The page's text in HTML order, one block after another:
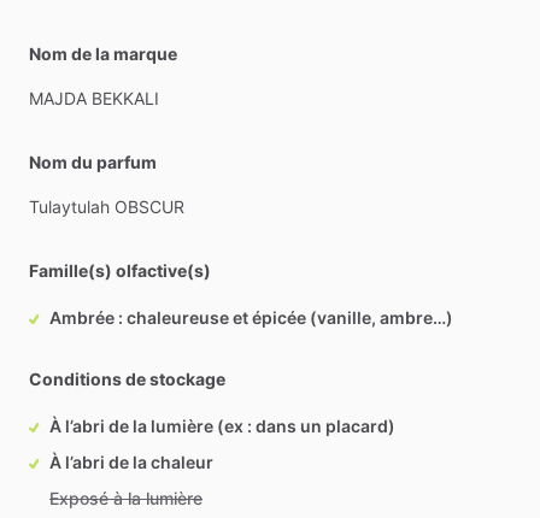
Nom de la marque
MAJDA BEKKALI
Nom du parfum
Tulaytulah OBSCUR
Famille(s) olfactive(s)
Ambrée : chaleureuse et épicée (vanille, ambre…)
Conditions de stockage
À l’abri de la lumière (ex : dans un placard)
À l’abri de la chaleur
Exposé à la lumière